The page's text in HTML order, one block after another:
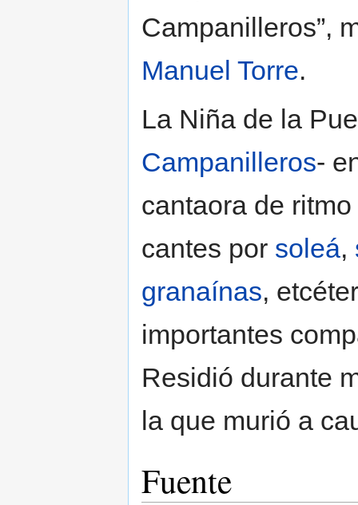
Campanilleros”,
Manuel Torre.
La Niña de la
Campanilleros-
cantaora de
cantes por soleá,
granaínas,
importantes
Residió durante
la que murió a
Fuente